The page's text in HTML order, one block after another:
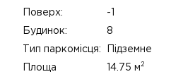
Поверх: -1
Будинок: 8
Тип паркомісця: Підземне
Площа 14.75 м 2